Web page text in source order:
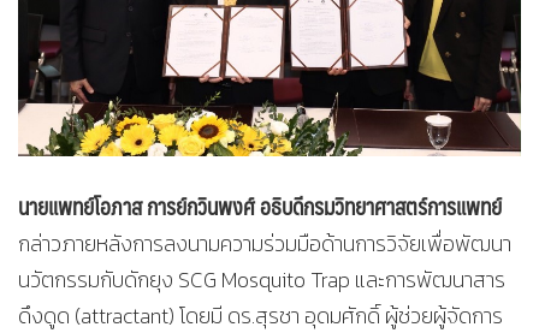
นายแพทย์โอภาส การย์กวินพงศ์ อธิบดีกรมวิทยาศาสตร์การแพทย์
กล่าวภายหลังการลงนามความร่วมมือด้านการวิจัยเพื่อพัฒนา
นวัตกรรมกับดักยุง SCG Mosquito Trap และการพัฒนาสาร
ดึงดูด (attractant) โดยมี ดร.สุรชา อุดมศักดิ์ ผู้ช่วยผู้จัดการ